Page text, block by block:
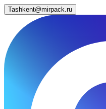
Tashkent@mirpack.ru